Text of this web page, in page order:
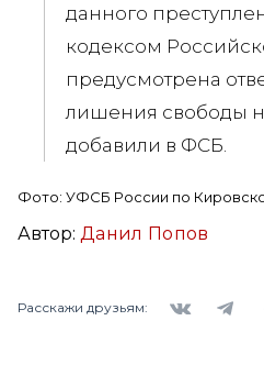
данного
кодексом
предусмотрена
лишения свободы
добавили в ФСБ.
Фото: УФСБ России по
Автор: Данил Попов
Расскажи друзьям: